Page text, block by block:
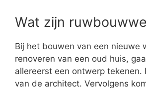
Wat zijn
Bij het bouwen van een nieuwe
renoveren van een oud huis,
allereerst een ontwerp tekenen.
van de architect. Vervolgens